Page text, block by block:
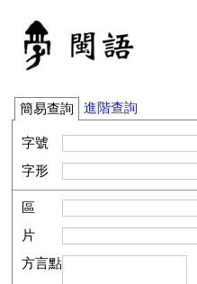
簡易查詢 進階查詢
字號
字形
區
片
方言點